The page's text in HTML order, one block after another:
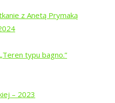
z Anetą Prymaką
typu bagno.”
– 2023
Chodzonym